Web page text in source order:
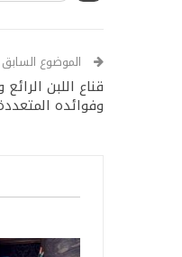
الموضوع السابق
قناع اللبن
وفوائده